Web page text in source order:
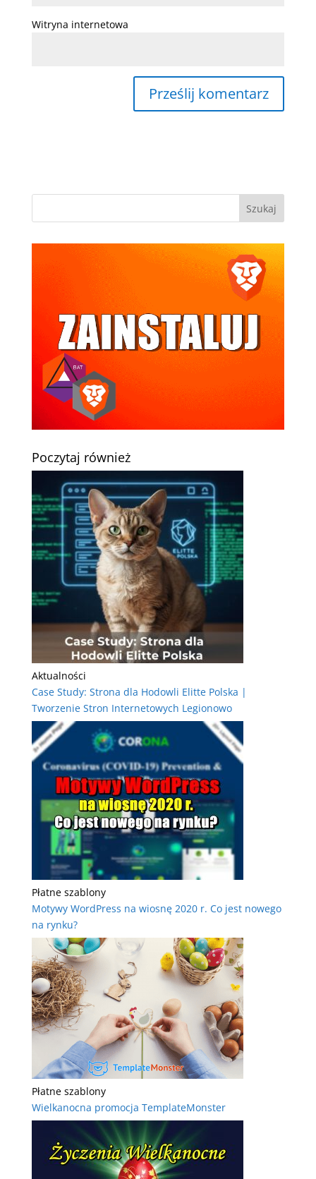
Witryna internetowa
Poczytaj również
Aktualności
Case Study: Strona dla Hodowli Elitte Polska |
Tworzenie Stron Internetowych Legionowo
Płatne szablony
Motywy WordPress na wiosnę 2020 r. Co jest nowego
na rynku?
Płatne szablony
Wielkanocna promocja TemplateMonster